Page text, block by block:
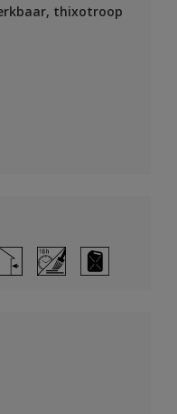
thixotroop